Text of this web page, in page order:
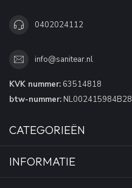
0402024112
info@sanitear.nl
KVK nummer: 63514818
btw-nummer: NL002415984B28
CATEGORIEËN
INFORMATIE